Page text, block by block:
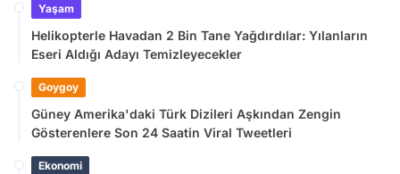
Yaşam
Helikopterle Havadan 2 Bin Tane Yağdırdılar: Yılanların
Eseri Aldığı Adayı Temizleyecekler
Goygoy
Güney Amerika'daki Türk Dizileri Aşkından Zengin
Gösterenlere Son 24 Saatin Viral Tweetleri
Ekonomi